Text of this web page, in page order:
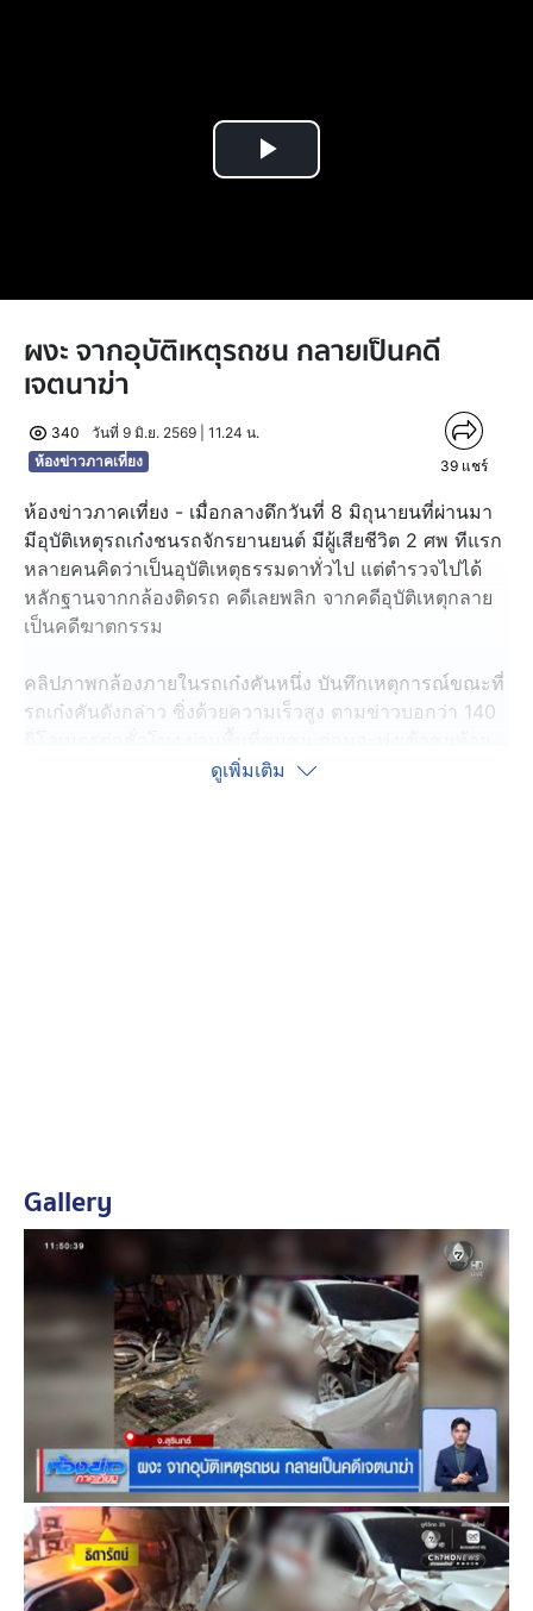
Play
ผงะ จากอุบัติเหตุรถชน กลายเป็นคดี
เจตนาฆ่า
340
วันที่ 9 มิ.ย. 2569 | 11.24 น.
ห้องข่าวภาคเที่ยง
39 แชร์
ห้องข่าวภาคเที่ยง - เมื่อกลางดึกวันที่ 8 มิถุนายนที่ผ่านมา
มีอุบัติเหตุรถเก๋งชนรถจักรยานยนต์ มีผู้เสียชีวิต 2 ศพ ทีแรก
หลายคนคิดว่าเป็นอุบัติเหตุธรรมดาทั่วไป แต่ตำรวจไปได้
หลักฐานจากกล้องติดรถ คดีเลยพลิก จากคดีอุบัติเหตุกลาย
เป็นคดีฆาตกรรม
คลิปภาพกล้องภายในรถเก๋งคันหนึ่ง บันทึกเหตุการณ์ขณะที่
รถเก๋งคันดังกล่าว ซิ่งด้วยความเร็วสูง ตามข่าวบอกว่า 140
รถจักรยานยนต์ แล้วภาพก็ตัดไป
เป็นผู้รอดชีวิตเพียง 1 เดียว ออกจากโรงพยาบาล แล้วจึงนัด
มาสอบปากคำพร้อมแจ้งข้อกล่าวหา แต่ ตำรวจ สภ.เมือง
สุรินทร์ เจ้าของคดี ไม่รอช้า นำคลิปจากภาพกล้องติด
รถยนต์มาตรวจสอบกระทั่งพบหลักฐานสำคัญ นั้นคือคลิป
สำหรับเสียงในคลิป จับใจความได้ว่า ฝ่ายหญิงพยายามบอก
ฝ่ายชายว่าอย่าทำอย่างนี้ ฝ่ายชายก็บอกให้เธออยู่เฉย ๆ ถ้า
ยังอยากอยู่กับลูก จากนั้นก็เป็นเสียงการทำร้ายร่างกาย ฝ่าย
หญิงร้องด้วยความหวาดกลัว เธอถูกบังคับให้ขับรถออกไป
ก่อนตัดสินใจจอดรถ แล้ววิ่งหลบหนี
ท้ายคลิปจะได้ยิงเสียง ผู้หญิงปิดประตูรถฝั่งคนขับ และนี่คือ
หลักฐานต่อจากที่เธอปิดประตูรถ เป็นภาพ นางสาวธิดารัตน์
วิ่งหนีมาตามถนน เพื่อขอความช่วยเหลือจากพลเมืองดี ซึ่งก็
ดูเพิ่มเติม
Gallery